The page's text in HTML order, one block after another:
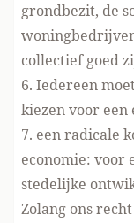
grondbezit, de
collectief goed
6. Iedereen
kiezen voor een
7. een radicale
economie: voor
stedelijke
Zolang ons